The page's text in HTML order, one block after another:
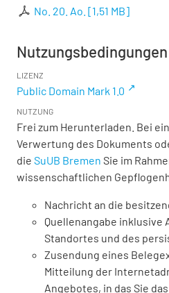
No. 20. Ao. [1,51 MB]
Nutzungsbedingungen
LIZENZ
Public Domain Mark 1.0
NUTZUNG
Frei zum Herunterladen. Bei
Verwertung des Dokuments
die SuUB Bremen Sie im
wissenschaftlichen
Nachricht an die
Quellenangabe inklusive
Standortes und des
Zusendung eines
Mitteilung der
Angebotes, in das Sie